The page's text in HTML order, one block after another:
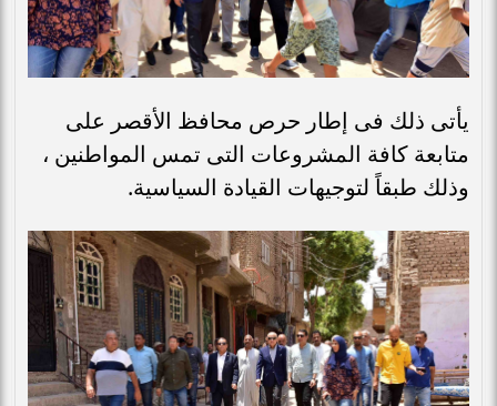
يأتى ذلك فى إطار حرص محافظ الأقصر على
متابعة كافة المشروعات التى تمس المواطنين ،
وذلك طبقاً لتوجيهات القيادة السياسية.